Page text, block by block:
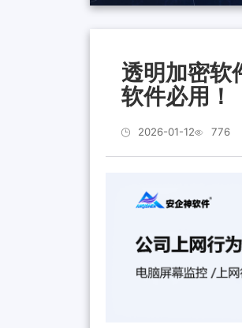
透明加密软
软件必用！
2026-01-12 776